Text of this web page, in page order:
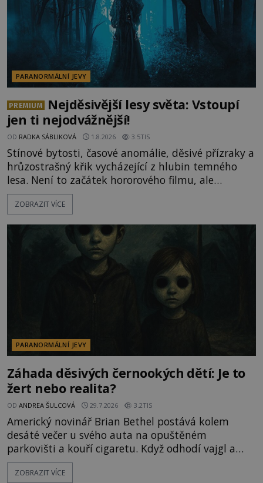
PARANORMÁLNÍ JEVY
PREMIUM
Nejděsivější lesy světa: Vstoupí
jen ti nejodvážnější!
OD RADKA SÁBLIKOVÁ 1.8.2026 3.5TIS
Stínové bytosti, časové anomálie, děsivé přízraky a
hrůzostrašný křik vycházející z hlubin temného
lesa. Není to začátek hororového filmu, ale
události, které popisují návštěvníci lesů, které jsou
označovány jako nejděsivější na světě. Lidé bydlící
vyhýbají! Už jste o těchto lesích slyšeli? A odvážili
byste se je navštívit? [gallery ids="17
ZOBRAZIT VÍCE
PARANORMÁLNÍ JEVY
Záhada děsivých černookých dětí: Je to
žert nebo realita?
OD ANDREA ŠULCOVÁ 29.7.2026 3.2TIS
Americký novinář Brian Bethel postává kolem
desáté večer u svého auta na opuštěném
parkovišti a kouří cigaretu. Když odhodí vajgl a
chystá se nastoupit do auta, přijdou k němu dva
mladí chlapci, kterým může být okolo 14 let.
ZOBRAZIT VÍCE